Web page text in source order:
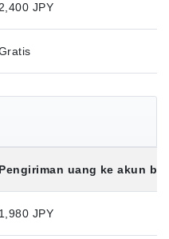
2,400 JPY
Pengiriman uang ke akun
1,980 JPY